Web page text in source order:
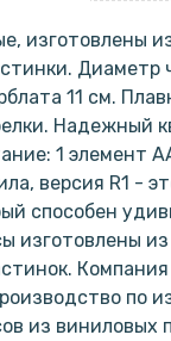
изготовлены
Диаметр
11 см.
Надежный
1 элемент
версия R1 -
способен
изготовлены
по
из виниловых